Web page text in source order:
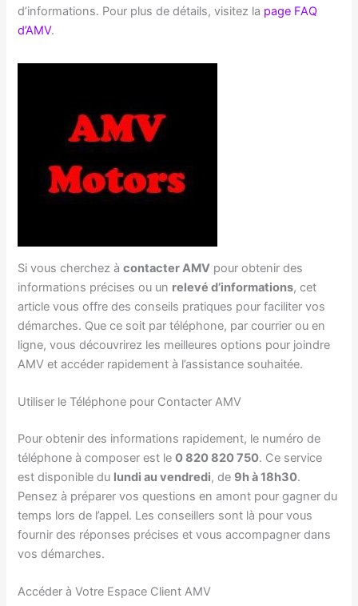
d’informations. Pour plus de détails, visitez la page FAQ
d’AMV.
Si vous cherchez àcontacter AMV pour obtenir des
informations précises ou un relevé d’informations, cet
article vous offre des conseils pratiques pour faciliter vos
démarches. Que ce soit par téléphone, par courrier ou en
ligne, vous découvrirez les meilleures options pour joindre
AMV et accéder rapidement à l’assistance souhaitée.
Utiliser le Téléphone pour Contacter AMV
Pour obtenir des informations rapidement, le numéro de
téléphone à composer est le0 820 820 750. Ce service
est disponible du lundi au vendredi, de 9h à 18h30.
Pensez à préparer vos questions en amont pour gagner du
temps lors de l’appel. Les conseillers sont là pour vous
fournir des réponses précises et vous accompagner dans
vos démarches.
Accéder à Votre Espace Client AMV